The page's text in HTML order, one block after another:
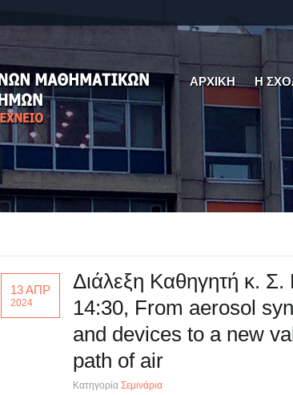
ΑΡΧΙΚΗ Η
13 ΑΠΡ
2024
Διάλεξη Καθηγητή κ. Σ.
14:30, From aerosol
and devices to a new
path of air
Κατηγορία Σεμινάρια